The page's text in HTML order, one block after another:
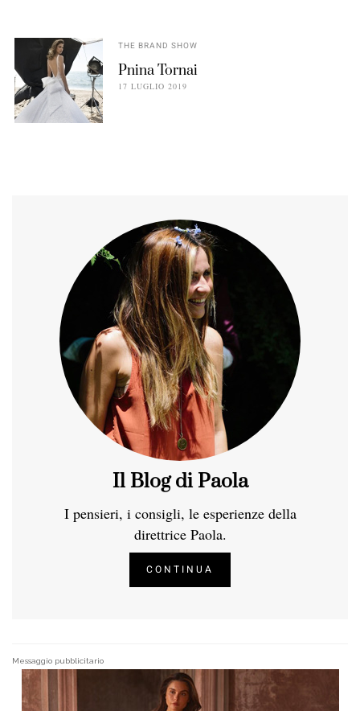
THE BRAND SHOW
Pnina Tornai
17 LUGLIO 2019
Il Blog di Paola
I pensieri, i consigli, le esperienze della
direttrice Paola.
CONTINUA
Messaggio pubblicitario